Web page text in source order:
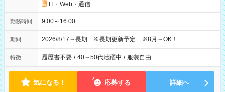
IT・Web・通信
勤務時間 9:00～16:00
期間 2026/8/17～長期 ※長期更新予定 ※8月～OK！
特徴 履歴書不要 / 40～50代活躍中 / 服装自由
気になる！ 応募する 詳細へ